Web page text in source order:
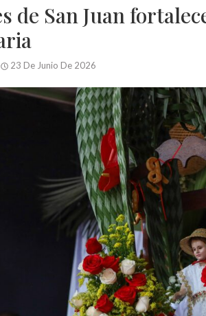
de San Juan
23 De Junio De 2026